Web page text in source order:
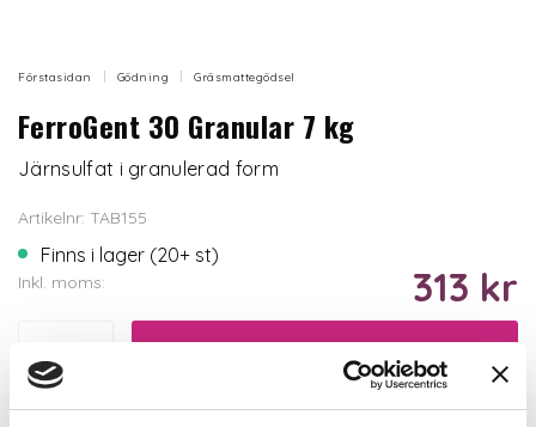
Förstasidan Gödning Gräsmattegödsel
FerroGent 30 Granular 7 kg
Järnsulfat i granulerad form
Artikelnr: TAB155
Finns i lager (20+ st)
Inkl. moms: 313 kr
Trygg betalning